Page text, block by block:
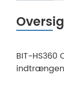
BIT-